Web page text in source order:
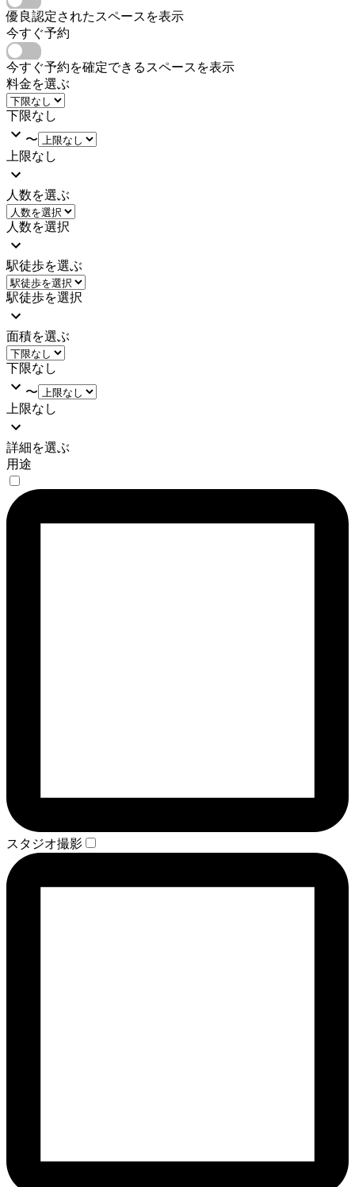
優良認定されたスペースを表示
今すぐ予約
今すぐ予約を確定できるスペースを表示
料金を選ぶ
下限なし
〜
上限なし
人数を選ぶ
人数を選択
駅徒歩を選ぶ
駅徒歩を選択
面積を選ぶ
下限なし
〜
上限なし
詳細を選ぶ
用途
スタジオ撮影